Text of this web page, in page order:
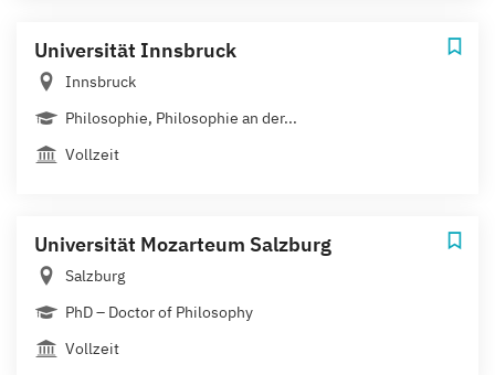
Universität Innsbruck
Innsbruck
Philosophie, Philosophie an der...
Vollzeit
Universität Mozarteum Salzburg
Salzburg
PhD – Doctor of Philosophy
Vollzeit